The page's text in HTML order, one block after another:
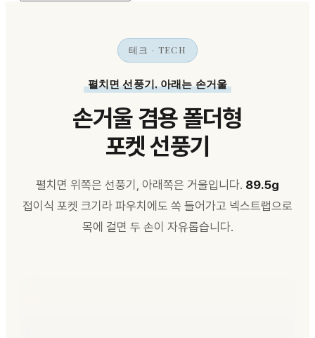
테크 · TECH
펼치면 선풍기, 아래는 손거울
손거울 겸용 폴더형
포켓 선풍기
펼치면 위쪽은 선풍기, 아래쪽은 거울입니다. 89.5g
접이식 포켓 크기라 파우치에도 쏙 들어가고 넥스트랩으로
목에 걸면 두 손이 자유롭습니다.